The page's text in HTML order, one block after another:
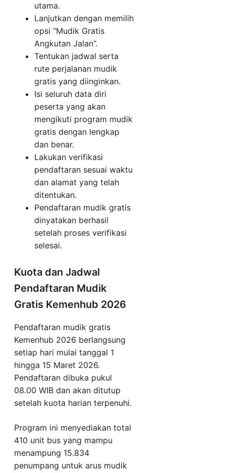
utama.
Lanjutkan dengan memilih
opsi “Mudik Gratis
Angkutan Jalan”.
Tentukan jadwal serta
rute perjalanan mudik
gratis yang diinginkan.
Isi seluruh data diri
peserta yang akan
mengikuti program mudik
gratis dengan lengkap
dan benar.
Lakukan verifikasi
pendaftaran sesuai waktu
dan alamat yang telah
ditentukan.
Pendaftaran mudik gratis
dinyatakan berhasil
setelah proses verifikasi
selesai.
Kuota dan Jadwal
Pendaftaran Mudik
Gratis Kemenhub 2026
Pendaftaran mudik gratis
Kemenhub 2026 berlangsung
setiap hari mulai tanggal 1
hingga 15 Maret 2026.
Pendaftaran dibuka pukul
08.00 WIB dan akan ditutup
setelah kuota harian terpenuhi.
Program ini menyediakan total
410 unit bus yang mampu
menampung 15.834
penumpang untuk arus mudik